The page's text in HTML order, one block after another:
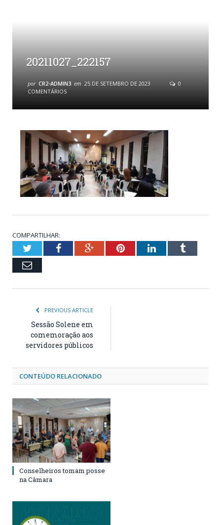
20211027_222157
por CR2-ADMIN3 em 25 DE SETEMBRO DE 2023
0
COMENTÁRIOS
COMPARTILHAR:
TwitterFacebookGoogle+PinterestLinkedInTumblr
Email
PREVIOUS ARTICLE
Sessão Solene em
comemoração aos
servidores públicos
CONTEÚDO RELACIONADO
Conselheiros tomam posse
na Câmara